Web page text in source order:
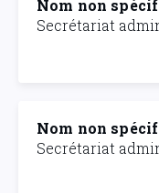
Nom non
Secrétariat
Nom non
Secrétariat